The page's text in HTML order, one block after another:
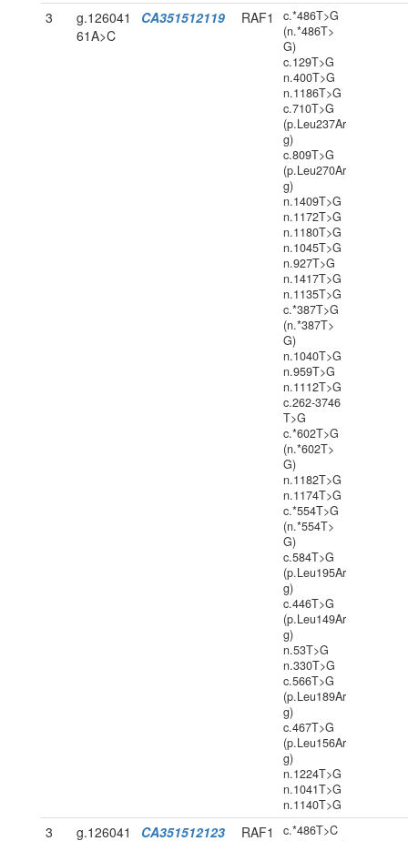
3
g.126041
61A>C
CA351512119 RAF1
c.*486T>G
(n.*486T>
G)
c.129T>G
n.400T>G
n.1186T>G
c.710T>G
(p.Leu237Ar
g)
c.809T>G
(p.Leu270Ar
g)
n.1409T>G
n.1172T>G
n.1180T>G
n.1045T>G
n.927T>G
n.1417T>G
n.1135T>G
c.*387T>G
(n.*387T>
G)
n.1040T>G
n.959T>G
n.1112T>G
c.262-3746
T>G
c.*602T>G
(n.*602T>
G)
n.1182T>G
n.1174T>G
c.*554T>G
(n.*554T>
G)
c.584T>G
(p.Leu195Ar
g)
c.446T>G
(p.Leu149Ar
g)
n.53T>G
n.330T>G
c.566T>G
(p.Leu189Ar
g)
c.467T>G
(p.Leu156Ar
g)
n.1224T>G
n.1041T>G
n.1140T>G
3
g.126041
CA351512123 RAF1
c.*486T>C